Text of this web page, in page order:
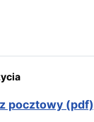
Zatoką Biskajską
pocztowy